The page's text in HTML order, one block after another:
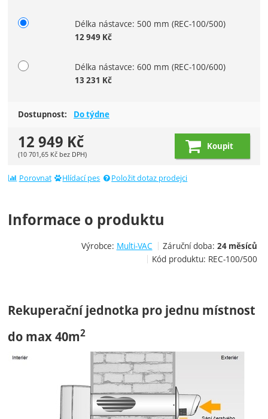
Délka nástavce: 500 mm(REC-100/500)
12 949 Kč
Délka nástavce: 600 mm(REC-100/600)
13 231 Kč
Dostupnost: Do týdne
12 949 Kč
(10 701,65 Kč bez DPH)
Koupit
Porovnat Hlídací pes Položit dotaz prodejci
Informace o produktu
Výrobce: Multi-VAC Záruční doba: 24 měsíců
Kód produktu: REC-100/500
Rekuperační jednotka pro jednu místnost
do max 40m2